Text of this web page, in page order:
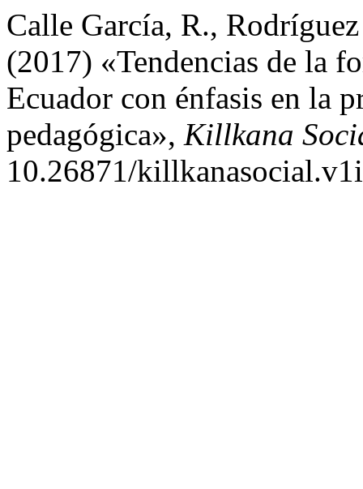
Calle García, R.,
(2017) «Tendencias de la
Ecuador con énfasis en la
pedagógica», Killkana
10.26871/